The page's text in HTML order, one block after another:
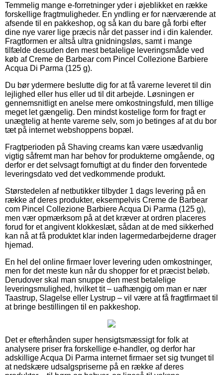
Temmelig mange e-forretninger yder i øjeblikket en række
forskellige fragtmuligheder. En yndling er for nærværende at
afsende til en pakkeshop, og så kan du bare gå forbi efter
dine nye varer lige præcis når det passer ind i din kalender.
Fragtformen er altså ultra gnidningsløs, samt i mange
tilfælde desuden den mest betalelige leveringsmåde ved
køb af Creme de Barbear com Pincel Collezione Barbiere
Acqua Di Parma (125 g).
Du bør ydermere beslutte dig for at få varerne leveret til din
lejlighed eller hus eller ud til dit arbejde. Løsningen er
gennemsnitligt en anelse mere omkostningsfuld, men tillige
meget let gængelig. Den mindst kostelige form for fragt er
unægtelig at hente varerne selv, som jo betinges af at du bor
tæt på internet webshoppens bopæl.
Fragtperioden på Shaving creams kan være usædvanlig
vigtig såfremt man har behov for produkterne omgående, og
derfor er det selvsagt fornuftigt at du finder den forventede
leveringsdato ved det vedkommende produkt.
Størstedelen af netbutikker tilbyder 1 dags levering på en
række af deres produkter, eksempelvis Creme de Barbear
com Pincel Collezione Barbiere Acqua Di Parma (125 g),
men vær opmærksom på at det kræver at ordren placeres
forud for et angivent klokkeslæt, sådan at de med sikkerhed
kan nå at få produktet klar inden lagermedarbejderne drager
hjemad.
En hel del online firmaer lover levering uden omkostninger,
men for det meste kun når du shopper for et præcist beløb.
Derudover skal man snuppe den mest betalelige
leveringsmulighed, hvilket tit – uafhængig om man er nær
Taastrup, Slagelse eller Lystrup – vil være at få fragtfirmaet til
at bringe bestillingen til en pakkeshop.
Det er efterhånden super hensigtsmæssigt for folk at
analysere priser fra forskellige e-handler, og derfor har
adskillige Acqua Di Parma internet firmaer set sig tvunget til
at nedskære udsalgspriserne på en række af deres